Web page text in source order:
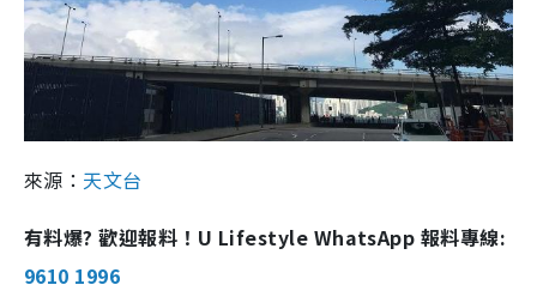
來源： 天文台
有料爆? 歡迎報料！U Lifestyle WhatsApp 報料專線:
9610 1996